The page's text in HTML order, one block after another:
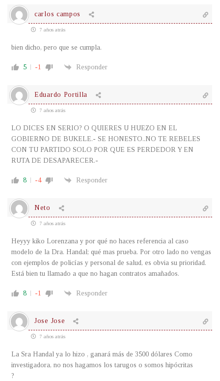
carlos campos
7 años atrás
bien dicho, pero que se cumpla.
5 -1 Responder
Eduardo Portilla
7 años atrás
LO DICES EN SERIO? O QUIERES U HUEZO EN EL
GOBIERNO DE BUKELE.- SE HONESTO..NO TE REBELES
CON TU PARTIDO SOLO POR QUE ES PERDEDOR Y EN
RUTA DE DESAPARECER.-
8 -4 Responder
Neto
7 años atrás
Heyyy kiko Lorenzana y por qué no haces referencia al caso
modelo de la Dra. Handal; qué mas prueba. Por otro lado no vengas
con ejemplos de policías y personal de salud, es obvia su prioridad.
Está bien tu llamado a que no hagan contratos amañados.
8 -1 Responder
Jose Jose
7 años atrás
La Sra Handal ya lo hizo , ganará más de 3500 dólares Como
investigadora, no nos hagamos los tarugos o somos hipócritas
?